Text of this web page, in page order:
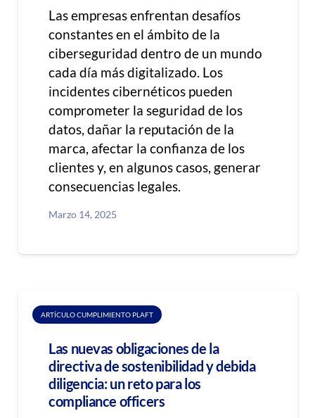
Las empresas enfrentan desafíos
constantes en el ámbito de la
ciberseguridad dentro de un mundo
cada día más digitalizado. Los
incidentes cibernéticos pueden
comprometer la seguridad de los
datos, dañar la reputación de la
marca, afectar la confianza de los
clientes y, en algunos casos, generar
consecuencias legales.
Marzo 14, 2025
ARTÍCULO CUMPLIMIENTO PLAFT
Las nuevas obligaciones de la
directiva de sostenibilidad y debida
diligencia: un reto para los
compliance officers